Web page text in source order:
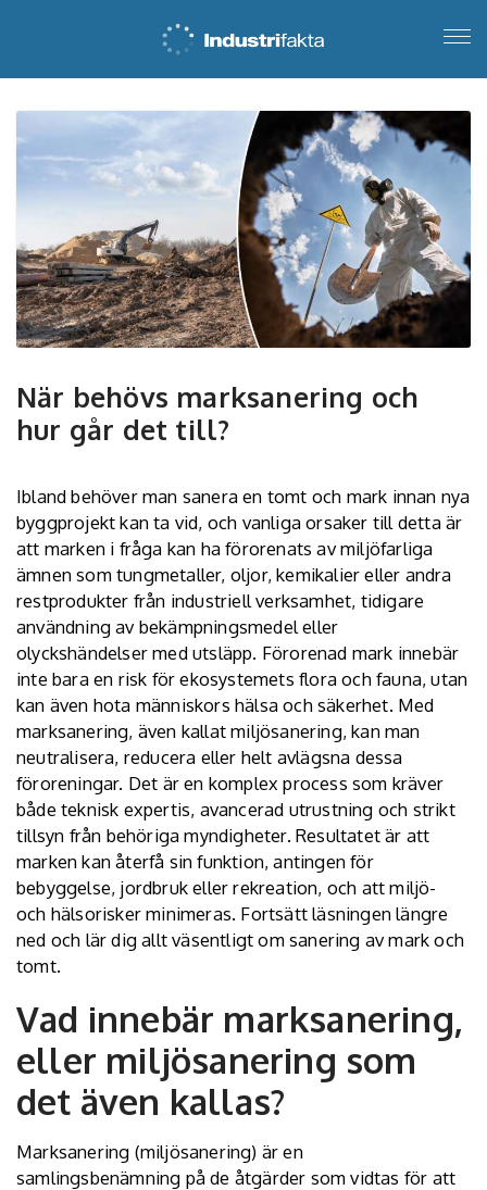
När behövs marksanering och
hur går det till?
Ibland behöver man sanera en tomt och mark innan nya
byggprojekt kan ta vid, och vanliga orsaker till detta är
att marken i fråga kan ha förorenats av miljöfarliga
ämnen som tungmetaller, oljor, kemikalier eller andra
restprodukter från industriell verksamhet, tidigare
användning av bekämpningsmedel eller
olyckshändelser med utsläpp. Förorenad mark innebär
inte bara en risk för ekosystemets flora och fauna, utan
kan även hota människors hälsa och säkerhet. Med
marksanering, även kallat miljösanering, kan man
neutralisera, reducera eller helt avlägsna dessa
föroreningar. Det är en komplex process som kräver
både teknisk expertis, avancerad utrustning och strikt
tillsyn från behöriga myndigheter. Resultatet är att
marken kan återfå sin funktion, antingen för
bebyggelse, jordbruk eller rekreation, och att miljö-
och hälsorisker minimeras. Fortsätt läsningen längre
ned och lär dig allt väsentligt om sanering av mark och
tomt.
Vad innebär marksanering,
eller miljösanering som
det även kallas?
Marksanering (miljösanering) är en
samlingsbenämning på de åtgärder som vidtas för att